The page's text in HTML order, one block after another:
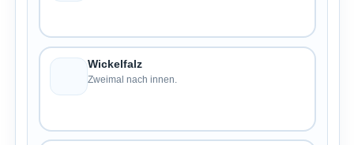
Wickelfalz
Zweimal nach innen.